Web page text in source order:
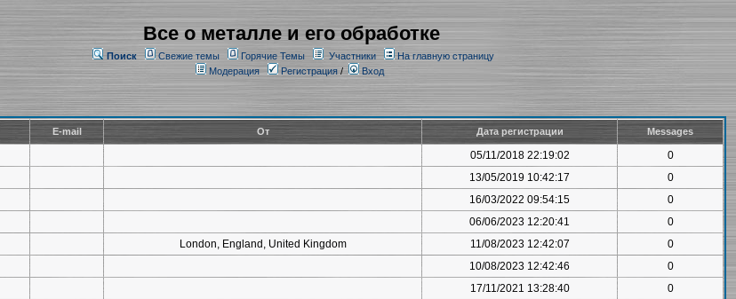
Все о металле и его обработке
Поиск Свежие темы Горячие Темы Участники
На главную страницу
Модерация
Регистрация/ Вход
E-mail От Дата регистрации Messages
05/11/2018 22:19:02
0
13/05/2019 10:42:17
0
16/03/2022 09:54:15
0
06/06/2023 12:20:41
0
London, England, United Kingdom 11/08/2023 12:42:07
0
10/08/2023 12:42:46
0
17/11/2021 13:28:40
0